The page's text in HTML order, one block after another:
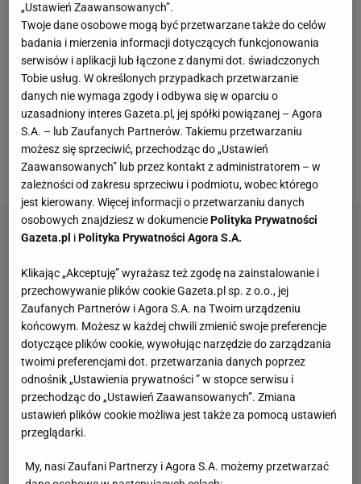
meczu4:2 z Łotwą zdobył bramkę na 2:1, na pół
minuty przed końcową syreną.
Najważniejszym trafieniem popisał się jednak
równolatek Jagra - Alfredsson, którego jedyne
trafienie dało Szwecji zwycięstwo nad Szwajcarią.
ZawodnikDetroit Red Wings cieszył się z bramki na
siedem minut przed końcem meczu.
„Ustawień Zaawansowanych”.
Twoje dane osobowe mogą być przetwarzane także do celów
badania i mierzenia informacji dotyczących funkcjonowania
serwisów i aplikacji lub łączone z danymi dot. świadczonych
Tobie usług. W określonych przypadkach przetwarzanie
danych nie wymaga zgody i odbywa się w oparciu o
uzasadniony interes Gazeta.pl, jej spółki powiązanej – Agora
S.A. – lub Zaufanych Partnerów. Takiemu przetwarzaniu
możesz się sprzeciwić, przechodząc do „Ustawień
Zaawansowanych” lub przez kontakt z administratorem – w
zależności od zakresu sprzeciwu i podmiotu, wobec którego
jest kierowany. Więcej informacji o przetwarzaniu danych
osobowych znajdziesz w dokumenciePolityka Prywatności
Gazeta.pl iPolityka Prywatności Agora S.A.
Klikając „Akceptuję” wyrażasz też zgodę na zainstalowanie i
przechowywanie plików cookie Gazeta.pl sp. z o.o., jej
Zaufanych Partnerów i Agora S.A. na Twoim urządzeniu
końcowym. Możesz w każdej chwili zmienić swoje preferencje
dotyczące plików cookie, wywołując narzędzie do zarządzania
twoimi preferencjami dot. przetwarzania danych poprzez
odnośnik „Ustawienia prywatności ” w stopce serwisu i
przechodząc do „Ustawień Zaawansowanych”. Zmiana
ustawień plików cookie możliwa jest także za pomocą ustawień
przeglądarki.
My, nasi Zaufani Partnerzy i Agora S.A. możemy przetwarzać